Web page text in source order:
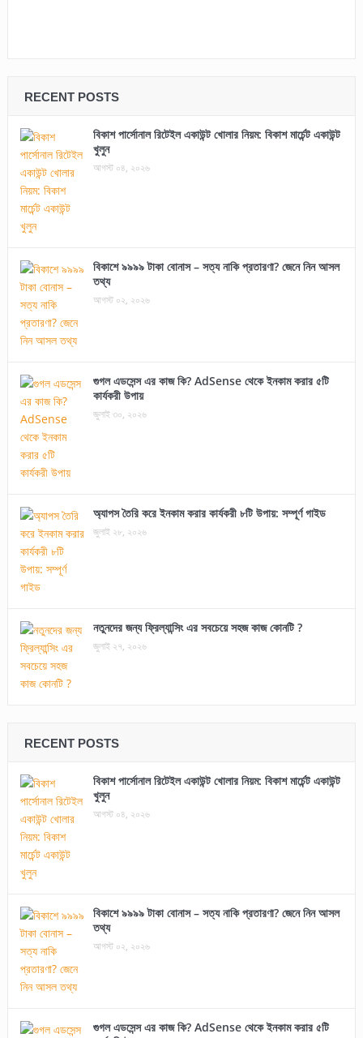
RECENT POSTS
বিকাশ পার্সোনাল রিটেইল একাউন্ট খোলার নিয়ম: বিকাশ মার্চেন্ট একাউন্ট
খুলুন
আগস্ট ০৪, ২০২৬
বিকাশে ৯৯৯৯ টাকা বোনাস – সত্য নাকি প্রতারণা? জেনে নিন আসল
তথ্য
আগস্ট ০২, ২০২৬
গুগল এডসেন্স এর কাজ কি? AdSense থেকে ইনকাম করার ৫টি
কার্যকরী উপায়
জুলাই ৩০, ২০২৬
অ্যাপস তৈরি করে ইনকাম করার কার্যকরী ৮টি উপায়: সম্পূর্ণ গাইড
জুলাই ২৮, ২০২৬
নতুনদের জন্য ফ্রিল্যান্সিং এর সবচেয়ে সহজ কাজ কোনটি ?
জুলাই ২৭, ২০২৬
RECENT POSTS
বিকাশ পার্সোনাল রিটেইল একাউন্ট খোলার নিয়ম: বিকাশ মার্চেন্ট একাউন্ট
খুলুন
আগস্ট ০৪, ২০২৬
বিকাশে ৯৯৯৯ টাকা বোনাস – সত্য নাকি প্রতারণা? জেনে নিন আসল
তথ্য
আগস্ট ০২, ২০২৬
গুগল এডসেন্স এর কাজ কি? AdSense থেকে ইনকাম করার ৫টি